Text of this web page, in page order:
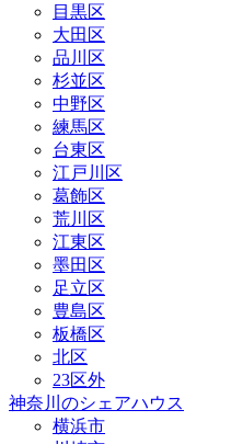
目黒区
大田区
品川区
杉並区
中野区
練馬区
台東区
江戸川区
葛飾区
荒川区
江東区
墨田区
足立区
豊島区
板橋区
北区
23区外
神奈川のシェアハウス
横浜市